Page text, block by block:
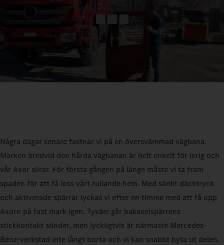
Några dagar senare fastnar vi på en översvämmad vägbana.
Marken bredvid den hårda vägbanan är helt enkelt för lerig och
vår Axor slirar. För första gången på länge måste vi ta fram
spaden för att få loss vårt rullande hem. Med sänkt däcktryck
och aktiverade spärrar lyckas vi efter en timme med att få upp
Axorn på fast mark igen. Tyvärr går bakaxelspärrens
stickkontakt sönder, men lyckligtvis är närmaste Mercedes-
Benz-verkstad inte långt borta och vi kan snabbt byta ut delen.